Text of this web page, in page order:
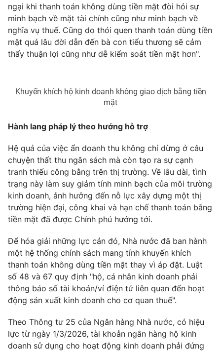
Cơ quan chủ quản:Đài Truyền hình Việt Nam
Cơ quan báo chí:Thời báo VTV
Giấy phép hoạt động báo in và báo điện tử số 483/GP-BTTTT
cấp ngày 29/12/2023
Nguyễn Trọng Ninh
024.38 355 931 - 024.38 355 932
Email: toasoan@vtv.vn
Liên hệ quảng cáo:024-7300.7108
® Cấm sao chép dưới mọi hình thức nếu không có sự chấp
thuận bằng văn bản. Ghi rõ nguồn VTV.vn khi phát hành lại
thông tin từ website này.
ngại khi thanh toán không dùng tiền mặt đòi hỏi sự
minh bạch về mặt tài chính cũng như minh bạch về
nghĩa vụ thuế. Cũng do thói quen thanh toán dùng tiền
mặt quá lâu đời dẫn đến bà con tiểu thương sẽ cảm
thấy thuận lợi cũng như dễ kiểm soát tiền mặt hơn".
Khuyến khích hộ kinh doanh không giao dịch bằng tiền
mặt
Hành lang pháp lý theo hướng hỗ trợ
Hệ quả của việc ẩn doanh thu không chỉ dừng ở câu
chuyện thất thu ngân sách mà còn tạo ra sự cạnh
tranh thiếu công bằng trên thị trường. Về lâu dài, tình
trạng này làm suy giảm tính minh bạch của môi trường
kinh doanh, ảnh hưởng đến nỗ lực xây dựng một thị
trường hiện đại, công khai và hạn chế thanh toán bằng
tiền mặt đã được Chính phủ hướng tới.
Để hóa giải những lực cản đó, Nhà nước đã ban hành
một hệ thống chính sách mang tính khuyến khích
thanh toán không dùng tiền mặt thay vì áp đặt. Luật
số 48 và 67 quy định "hộ, cá nhân kinh doanh phải
thông báo số tài khoản/ví điện tử liên quan đến hoạt
động sản xuất kinh doanh cho cơ quan thuế".
Theo Thông tư 25 của Ngân hàng Nhà nước, có hiệu
lực từ ngày 1/3/2026, tài khoản ngân hàng hộ kinh
doanh sử dụng cho hoạt động kinh doanh phải đứng